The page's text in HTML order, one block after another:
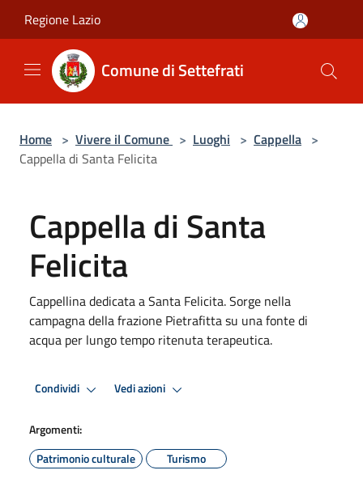
Regione Lazio
Comune di Settefrati
Home > Vivere il Comune > Luoghi > Cappella >
Cappella di Santa Felicita
Cappella di Santa
Felicita
Cappellina dedicata a Santa Felicita. Sorge nella
campagna della frazione Pietrafitta su una fonte di
acqua per lungo tempo ritenuta terapeutica.
Condividi Vedi azioni
Argomenti:
Patrimonio culturale
Turismo